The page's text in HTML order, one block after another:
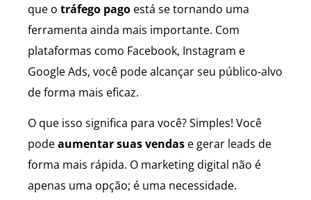
que o tráfego pago está se tornando uma
ferramenta ainda mais importante. Com
plataformas como Facebook, Instagram e
Google Ads, você pode alcançar seu público-alvo
de forma mais eficaz.
O que isso significa para você? Simples! Você
podeaumentar suas vendas e gerar leads de
forma mais rápida. O marketing digital não é
apenas uma opção; é uma necessidade.